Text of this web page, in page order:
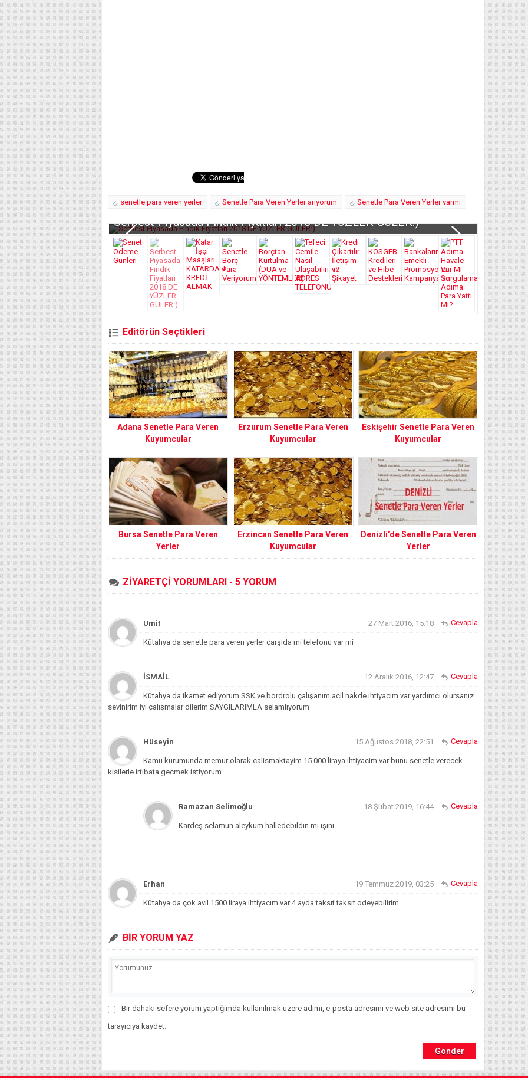
senetle para veren yerler Senetle Para Veren Yerler arıyorum Senetle Para Veren Yerler varmı
Serbest Piyasada Fındık Fiyatları 2018 DE YÜZLER GÜLER:)
Editörün Seçtikleri
Adana Senetle Para Veren
Kuyumcular
Erzurum Senetle Para Veren
Kuyumcular
Eskişehir Senetle Para Veren
Kuyumcular
Bursa Senetle Para Veren
Yerler
Erzincan Senetle Para Veren
Kuyumcular
Denizli’de Senetle Para Veren
Yerler
ZİYARETÇİ YORUMLARI - 5 YORUM
Umit 27 Mart 2016, 15:18
Kütahya da senetle para veren yerler çarşıda mi telefonu var mi
Cevapla
İSMAİL 12 Aralık 2016, 12:47
Kütahya da ikamet ediyorum SSK ve bordrolu çalışanım acil nakde ihtiyacım var yardımcı olursanız
sevinirim iyi çalışmalar dilerim SAYGILARIMLA selamlıyorum
Cevapla
Hüseyin 15 Ağustos 2018, 22:51
Kamu kurumunda memur olarak calismaktayim 15.000 liraya ihtiyacim var bunu senetle verecek
kisilerle irtibata gecmek istiyorum
Cevapla
Ramazan Selimoğlu 18 Şubat 2019, 16:44
Kardeş selamün aleyküm halledebildin mi işini
Cevapla
Erhan 19 Temmuz 2019, 03:25
Kütahya da çok avil 1500 liraya ihtiyacım var 4 ayda taksıt taksıt odeyebilirim
Cevapla
BİR YORUM YAZ
Bir dahaki sefere yorum yaptığımda kullanılmak üzere adımı, e-posta adresimi ve web site adresimi bu
tarayıcıya kaydet.